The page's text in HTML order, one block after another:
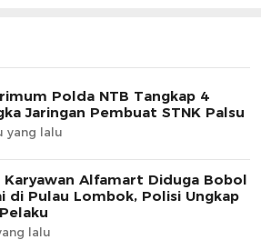
Polda NTB Tangkap 4
Jaringan Pembuat STNK Palsu
yang lalu
Karyawan Alfamart Diduga Bobol
di Pulau Lombok, Polisi Ungkap
lalu